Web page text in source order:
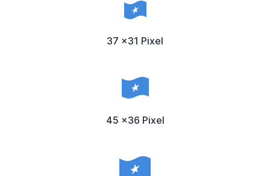
37 x31 Pixel
45 x36 Pixel